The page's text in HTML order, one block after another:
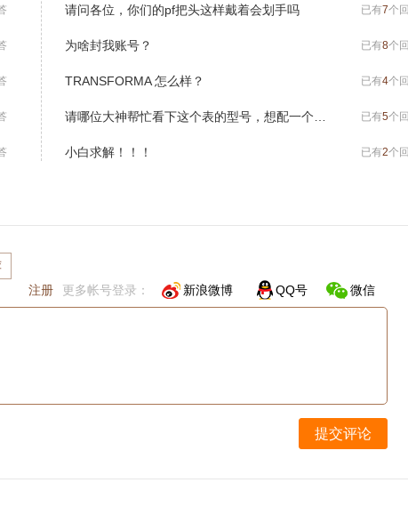
请问各位，你们的pf把头这样戴着会划手吗 已有7个
为啥封我账号？ 已有8个
TRANSFORMA 怎么样？ 已有4个
已有5个
小白求解！！！ 已有2个
注册 更多帐号登录： 新浪微博 QQ号 微信
提交评论